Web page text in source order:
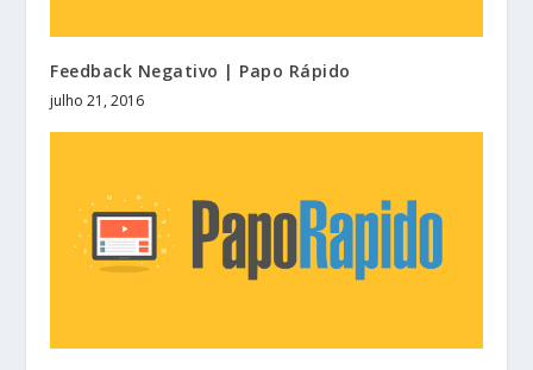
Feedback Negativo | Papo Rápido
julho 21, 2016